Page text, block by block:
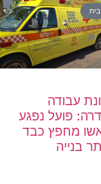
עבודה
פועל נפגע
מחפץ כבד
בנייה